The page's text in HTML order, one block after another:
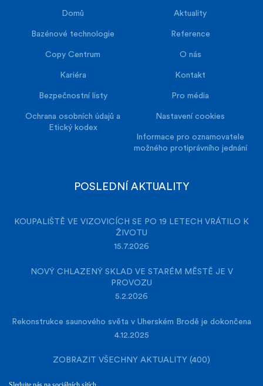
Domů Aktuality
Bazénové technologie Reference
Copy Centrum O nás
Kariéra Kontakt
Bezpečnostní listy Pro média
Ochrana osobních údajů a
Etický kodex
Nastavení cookies
Informace pro oznamovatele
možného protiprávního jednání
POSLEDNÍ AKTUALITY
KOUPALIŠTĚ VE VIZOVICÍCH SE PO 19 LETECH VRÁTILO K
ŽIVOTU
15.7.2026
NOVÝ CHLAZENÝ SKLAD VE STARÉM MĚSTĚ JE V
PROVOZU
5.2.2026
Rekonstrukce saunového světa v Uherském Brodě je dokončena
4.12.2025
ZOBRAZIT VŠECHNY AKTUALITY (400)